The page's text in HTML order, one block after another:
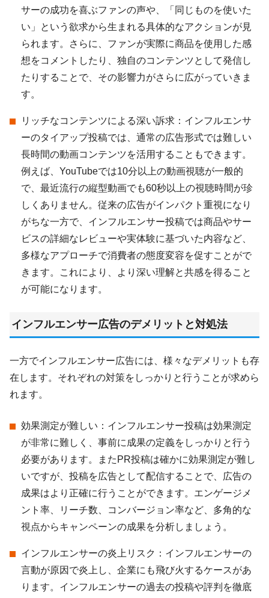
サーの成功を喜ぶファンの声や、「同じものを使いた
い」という欲求から生まれる具体的なアクションが見
られます。さらに、ファンが実際に商品を使用した感
想をコメントしたり、独自のコンテンツとして発信し
たりすることで、その影響力がさらに広がっていきま
す。
リッチなコンテンツによる深い訴求：インフルエンサ
ーのタイアップ投稿では、通常の広告形式では難しい
長時間の動画コンテンツを活用することもできます。
例えば、YouTubeでは10分以上の動画視聴が一般的
で、最近流行の縦型動画でも60秒以上の視聴時間が珍
しくありません。従来の広告がインパクト重視になり
がちな一方で、インフルエンサー投稿では商品やサー
ビスの詳細なレビューや実体験に基づいた内容など、
多様なアプローチで消費者の態度変容を促すことがで
きます。これにより、より深い理解と共感を得ること
が可能になります。
インフルエンサー広告のデメリットと対処法
一方でインフルエンサー広告には、様々なデメリットも存
在します。それぞれの対策をしっかりと行うことが求めら
れます。
効果測定が難しい：インフルエンサー投稿は効果測定
が非常に難しく、事前に成果の定義をしっかりと行う
必要があります。またPR投稿は確かに効果測定が難し
いですが、投稿を広告として配信することで、広告の
成果はより正確に行うことができます。エンゲージメ
ント率、リーチ数、コンバージョン率など、多角的な
視点からキャンペーンの成果を分析しましょう。
インフルエンサーの炎上リスク：インフルエンサーの
言動が原因で炎上し、企業にも飛び火するケースがあ
ります。インフルエンサーの過去の投稿や評判を徹底